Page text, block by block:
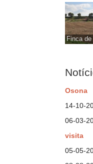
Finca de
Osona
14-10-
06-03-
visita
05-05-